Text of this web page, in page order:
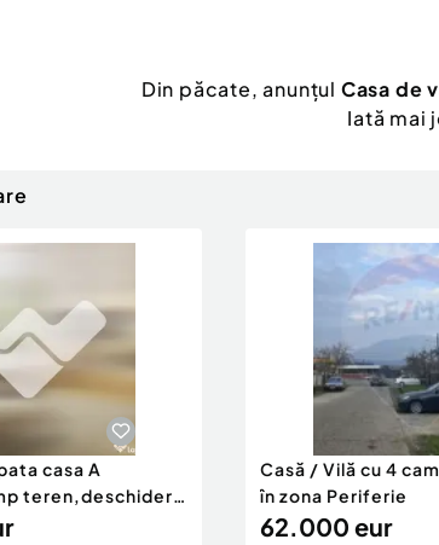
Din păcate, anunțul Casa de
Iată mai
casa A
teren,deschidere
Casă / Vilă cu 4
în zona Periferie
62.000 eur